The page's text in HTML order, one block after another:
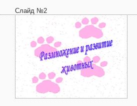
Слайд №2